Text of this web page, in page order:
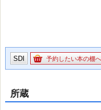
SDI 予約したい本の棚へ
所蔵